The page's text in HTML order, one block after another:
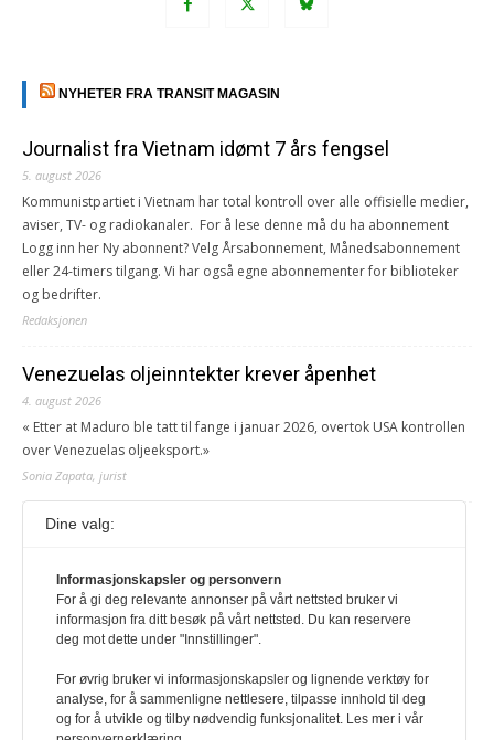
NYHETER FRA TRANSIT MAGASIN
Journalist fra Vietnam idømt 7 års fengsel
5. august 2026
Kommunistpartiet i Vietnam har total kontroll over alle offisielle medier,
aviser, TV- og radiokanaler. For å lese denne må du ha abonnement
Logg inn her Ny abonnent? Velg Årsabonnement, Månedsabonnement
eller 24-timers tilgang. Vi har også egne abonnementer for biblioteker
og bedrifter.
Redaksjonen
Venezuelas oljeinntekter krever åpenhet
4. august 2026
« Etter at Maduro ble tatt til fange i januar 2026, overtok USA kontrollen
over Venezuelas oljeeksport.»
Sonia Zapata, jurist
117,8 millioner er på flukt, en nedgang fra forrige
1. august 2026
Ville ha tilsvart verdens trettende største land i folketall. For å lese
denne må du ha abonnement Logg inn her Ny abonnent? Velg
også egne abonnementer for biblioteker og bedrifter.
Redaksjonen
Dine valg:
Informasjonskapsler og personvern
For å gi deg relevante annonser på vårt nettsted bruker vi
informasjon fra ditt besøk på vårt nettsted. Du kan reservere
deg mot dette under "Innstillinger".
For øvrig bruker vi informasjonskapsler og lignende verktøy for
analyse, for å sammenligne nettlesere, tilpasse innhold til deg
og for å utvikle og tilby nødvendig funksjonalitet. Les mer i vår